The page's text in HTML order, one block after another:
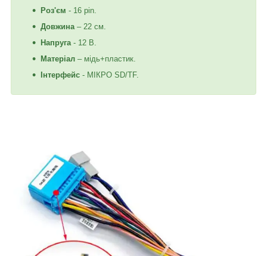
Роз'єм - 16 pin.
Довжина – 22 см.
Напруга - 12 В.
Матеріал – мідь+пластик.
Інтерфейс - МІКРО SD/TF.